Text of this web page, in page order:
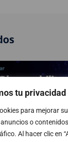
tu privacidad
para mejorar
o
Al hacer clic en